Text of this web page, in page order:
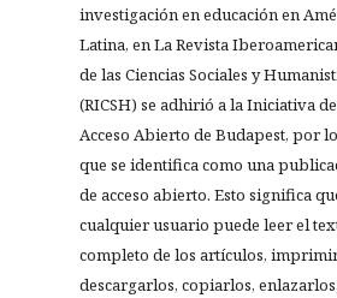
investigación en educación en
Latina, en La Revista
de las Ciencias Sociales y
(RICSH) se adhirió a la Iniciativa de
Acceso Abierto de Budapest, por lo
que se identifica como una
de acceso abierto. Esto significa
cualquier usuario puede leer el
completo de los artículos,
descargarlos, copiarlos,